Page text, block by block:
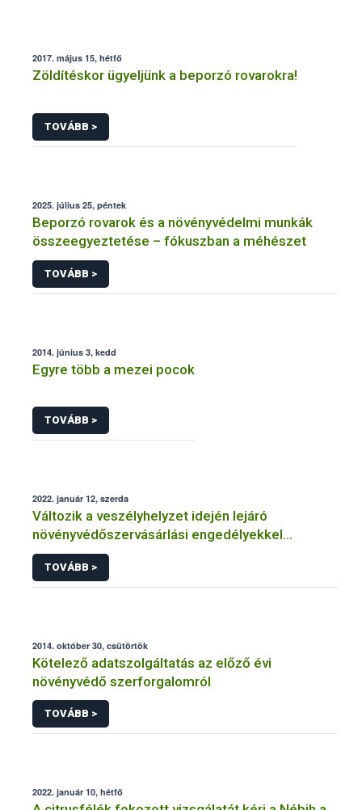
2017. május 15, hétfő
Zöldítéskor ügyeljünk a beporzó rovarokra!
TOVÁBB >
2025. július 25, péntek
Beporzó rovarok és a növényvédelmi munkák
összeegyeztetése – fókuszban a méhészet
TOVÁBB >
2014. június 3, kedd
Egyre több a mezei pocok
TOVÁBB >
2022. január 12, szerda
Változik a veszélyhelyzet idején lejáró
növényvédőszervásárlási engedélyekkel
kapcsolatos szabályozás
TOVÁBB >
2014. október 30, csütörtök
Kötelező adatszolgáltatás az előző évi
növényvédő szerforgalomról
TOVÁBB >
2022. január 10, hétfő